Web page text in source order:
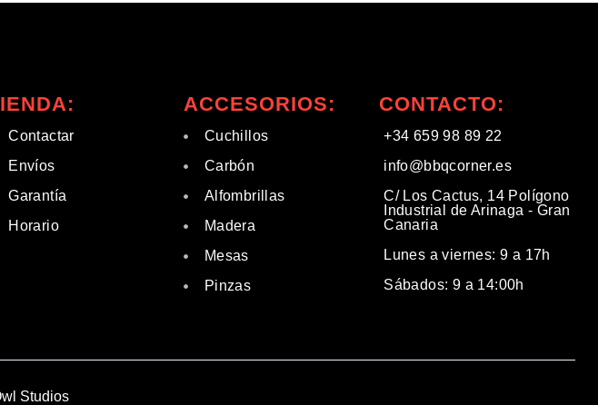
Contactar
Envíos
Garantía
Horario
ACCESORIOS:
Cuchillos
Carbón
Alfombrillas
Madera
Mesas
Pinzas
CONTACTO:
+34 659 98 89 22
info@bbqcorner.es​
C/ Los Cactus, 14 Polígono
Industrial de Arinaga - Gran
Canaria
Lunes a viernes: 9 a 17h
Sábados: 9 a 14:00h
Studios